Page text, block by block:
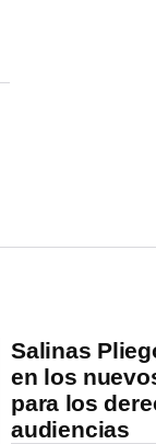
Salinas
en los
para los
audiencias